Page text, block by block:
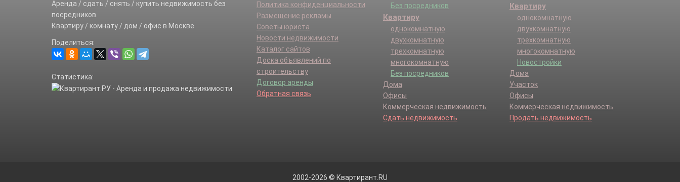
Аренда / сдать / снять / купить недвижимость без
посредников.
Квартиру / комнату / дом / офис в Москве
Поделиться:
Статистика:
Политика конфиденциальности
Размещение рекламы
Советы юриста
Новости недвижимости
Каталог сайтов
Доска объявлений по
строительству
Договор аренды
Обратная связь
Без посредников
Квартиру
однокомнатную
двухкомнатную
трехкомнатную
многокомнатную
Без посредников
Дома
Офисы
Коммерческая недвижимость
Сдать недвижимость
Квартиру
однокомнатную
двухкомнатную
трехкомнатную
многокомнатную
Новостройки
Дома
Участок
Офисы
Коммерческая недвижимость
Продать недвижимость
2002-2026 © Квартирант.RU